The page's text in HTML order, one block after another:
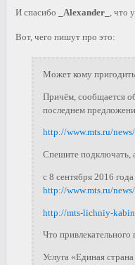
И спасибо _Alexander_ , что
Вот, чего пишут про это:
Может кому
Причём, сообщается
последнем
http://www.mts.ru/
Спешите подключать,
с 8 сентября 2016
http://www.mts.ru/
http://mts-lichniy-
Что
Услуга «Единая